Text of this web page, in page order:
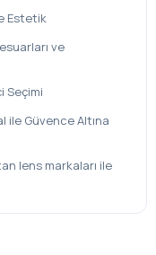
Estetik
ve
Seçimi
ile Güvence Altına
lens markaları ile